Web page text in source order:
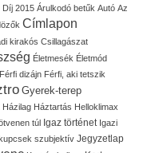
Díj 2015 Árulkodó betűk Autó Az
Címlapon
kirakós Csillagászat
Életmesék Életmód
Férfi dizájn Férfi, aki tetszik
Gyerek-terep
Házilag Háztartás Helloklimax
túl Igaz történet Igazi
szubjektív Jegyzetlap